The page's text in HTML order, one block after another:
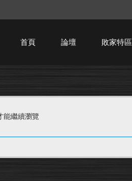
首頁 論壇 敗家特區
能繼續瀏覽